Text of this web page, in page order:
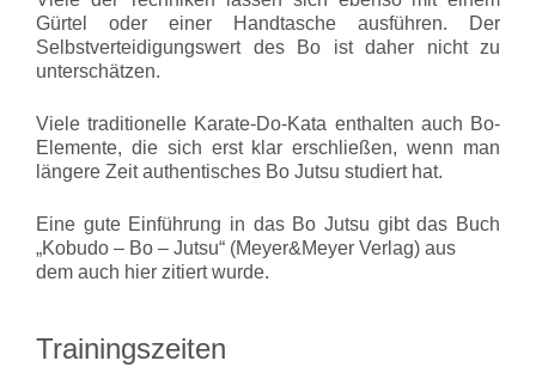
Gürtel oder einer Handtasche ausführen. Der
Selbstverteidigungswert des Bo ist daher nicht zu
unterschätzen.
Viele traditionelle Karate-Do-Kata enthalten auch Bo-
Elemente, die sich erst klar erschließen, wenn man
längere Zeit authentisches Bo Jutsu studiert hat.
Eine gute Einführung in das Bo Jutsu gibt das Buch
„Kobudo – Bo – Jutsu“ (Meyer&Meyer Verlag) aus
dem auch hier zitiert wurde.
Trainingszeiten